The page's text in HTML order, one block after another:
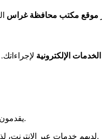
موقع مكتب محافظة غراس
الخدمات الإلكترونية
يقدمون العديد من الخدمات المهمة للجميع. من السجل المدني إلى الانتخابات، هم هنا من أجلك. لذا فإن مكتب محافظة غراس مفيد جداً للجميع.
لديهم خدمات عبر الإنترنت، لذا فإن التواصل مع المكتب أسهل. يمكنك جدولة المواعيد والعثور على المعلومات دون عناء. يفعلون كل شيء لمساعدتك بسرعة وكفاءة.